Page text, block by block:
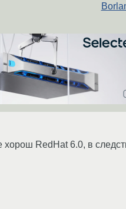
хорош RedHat 6.0, в